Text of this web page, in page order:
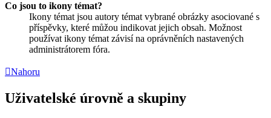
Co jsou to ikony témat?
Ikony témat jsou autory témat vybrané obrázky asociované s
příspěvky, které můžou indikovat jejich obsah. Možnost
používat ikony témat závisí na oprávněních nastavených
administrátorem fóra.
Nahoru
Uživatelské úrovně a skupiny